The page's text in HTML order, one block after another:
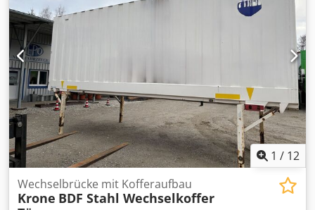
1 / 12
Wechselbrücke mit Kofferaufbau
Krone BDF Stahl Wechselkoffer